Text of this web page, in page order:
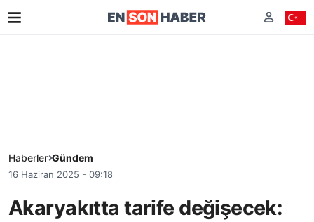
Haberler Gündem
16 Haziran 2025 - 09:18
Akaryakıtta tarife değişecek: